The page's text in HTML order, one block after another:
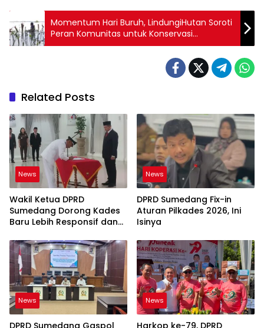
Momentum Hari Buruh, LindungiHutan Soroti
Peran Komunitas untuk Konservasi
Lingkungan
Related Posts
News
Wakil Ketua DPRD
Sumedang Dorong Kades
Baru Lebih Responsif dan
News
DPRD Sumedang Fix-in
Aturan Pilkades 2026, Ini
Isinya
News
DPRD Sumedang Gaspol
News
Harkop ke-79, DPRD